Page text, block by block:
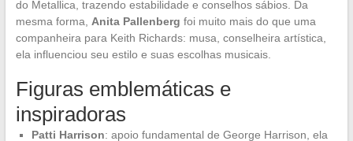
do Metallica, trazendo estabilidade e conselhos sábios. Da
mesma forma, Anita Pallenberg foi muito mais do que uma
companheira para Keith Richards: musa, conselheira artística,
ela influenciou seu estilo e suas escolhas musicais.
Figuras emblemáticas e
inspiradoras
Patti Harrison: apoio fundamental de George Harrison, ela